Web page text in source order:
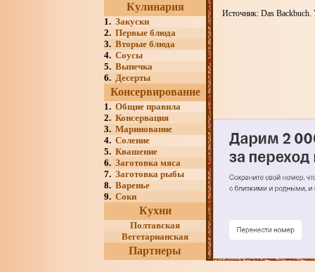
Кулинария
1. Закуски
2. Первые блюда
3. Вторые блюда
4. Соусы
5. Выпечка
6. Десерты
Консервирование
1. Общие правила
2. Консервация
3. Маринование
4. Соление
5. Квашение
6. Заготовка мяса
7. Заготовка рыбы
8. Варенье
9. Соки
Кухни
Полтавская
Вегетарианская
Партнеры
Источник: Das Backbuch.